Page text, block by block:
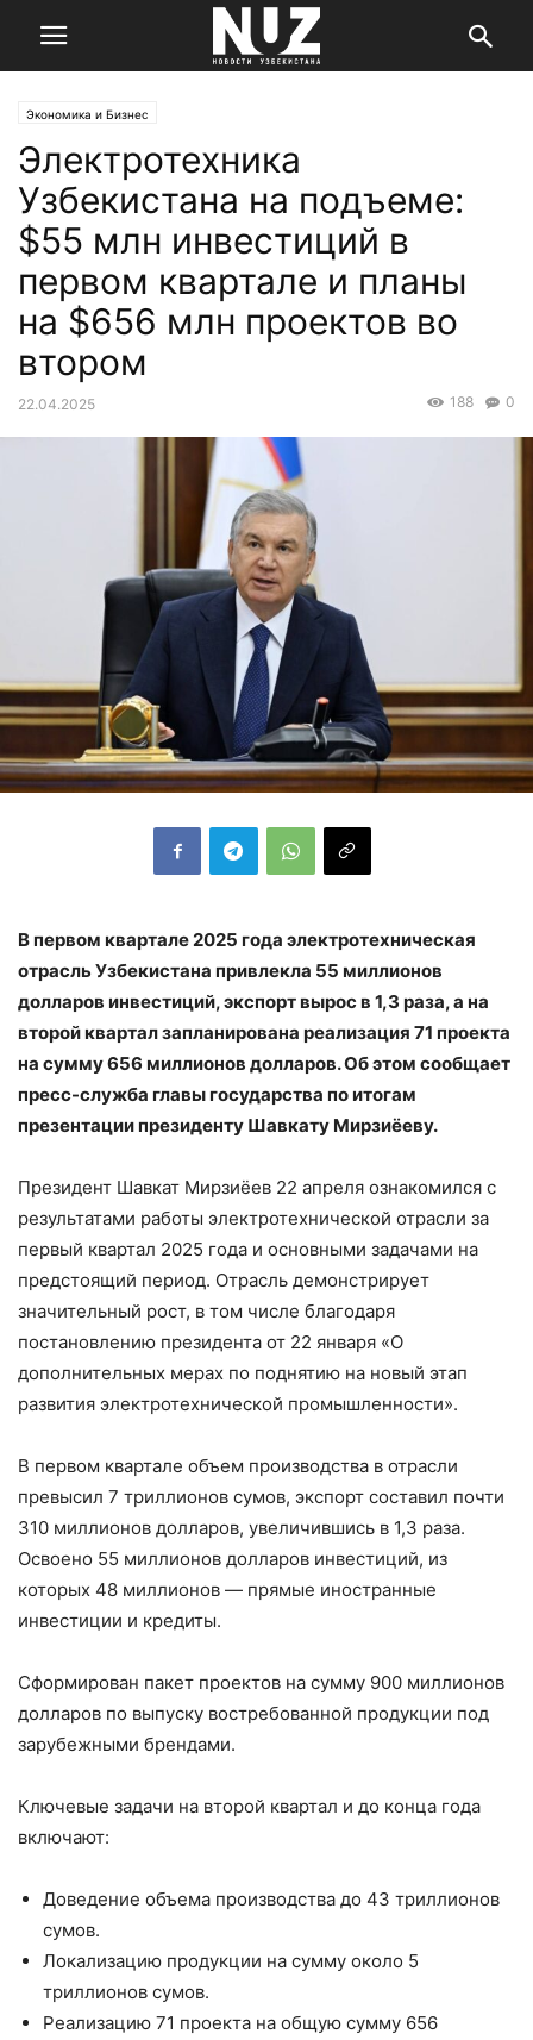
Экономика и Бизнес
Электротехника
Узбекистана на подъеме:
$55 млн инвестиций в
первом квартале и планы
на $656 млн проектов во
втором
22.04.2025 0
188
В первом квартале 2025 года электротехническая
отрасль Узбекистана привлекла 55 миллионов
долларов инвестиций, экспорт вырос в 1,3 раза, а на
второй квартал запланирована реализация 71 проекта
на сумму 656 миллионов долларов. Об этом сообщает
пресс-служба главы государства по итогам
презентации президенту Шавкату Мирзиёеву.
Президент Шавкат Мирзиёев 22 апреля ознакомился с
результатами работы электротехнической отрасли за
первый квартал 2025 года и основными задачами на
предстоящий период. Отрасль демонстрирует
значительный рост, в том числе благодаря
постановлению президента от 22 января «О
дополнительных мерах по поднятию на новый этап
развития электротехнической промышленности».
В первом квартале объем производства в отрасли
превысил 7 триллионов сумов, экспорт составил почти
310 миллионов долларов, увеличившись в 1,3 раза.
Освоено 55 миллионов долларов инвестиций, из
которых 48 миллионов — прямые иностранные
инвестиции и кредиты.
Сформирован пакет проектов на сумму 900 миллионов
долларов по выпуску востребованной продукции под
зарубежными брендами.
Ключевые задачи на второй квартал и до конца года
включают:
Доведение объема производства до 43 триллионов
сумов.
Локализацию продукции на сумму около 5
триллионов сумов.
Реализацию 71 проекта на общую сумму 656